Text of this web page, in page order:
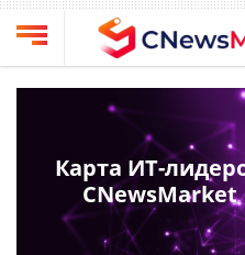
Выбрать
провайдера
Компании
CNews
Конференции
Техника
Карта ИТ-
CNewsMarket